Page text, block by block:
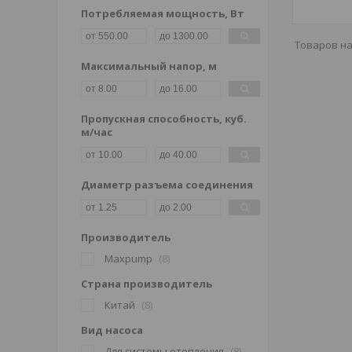
Потребляемая мощность, Вт
Максимальный напор, м
Пропускная способность, куб.
м/час
Диаметр разъема соединения
Производитель
Maxpump
8
Страна производитель
Китай
8
Вид насоса